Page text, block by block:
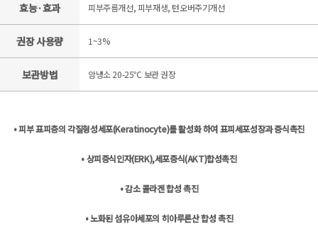
효능·효과 피부주름개선, 피부재생, 턴오버주기개선
권장 사용량 1~3%
보관방법 암냉소 20-25℃ 보관 권장
• 피부 표피층의 각질형성세포(Keratinocyte)를 활성화 하여 표피세포성장과 증식촉진
• 상피증식인자(ERK),세포증식(AKT)합성촉진
• 감소 콜라겐 합성 촉진
• 노화된 섬유아세포의 히아루론산 합성 촉진